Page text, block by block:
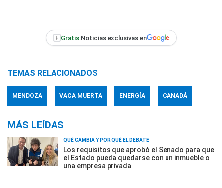
+ Gratis:Noticias exclusivas en
TEMAS RELACIONADOS
MENDOZA VACA MUERTA ENERGÍA CANADÁ
MÁS LEÍDAS
QUÉ CAMBIA Y POR QUÉ EL DEBATE
Los requisitos que aprobó el Senado para que
el Estado pueda quedarse con un inmueble o
una empresa privada